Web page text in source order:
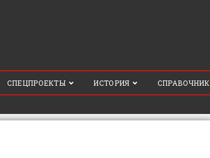
СПЕЦПРОЕКТЫ ИСТОРИЯ СПРАВОЧНИК